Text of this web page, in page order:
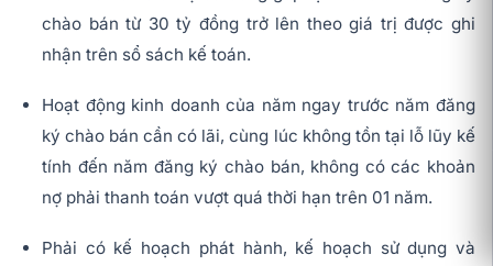
chào bán từ 30 tỷ đồng trở lên theo giá trị được ghi
nhận trên sổ sách kế toán.
Hoạt động kinh doanh của năm ngay trước năm đăng
ký chào bán cần có lãi, cùng lúc không tồn tại lỗ lũy kế
tính đến năm đăng ký chào bán, không có các khoản
nợ phải thanh toán vượt quá thời hạn trên 01 năm.
Phải có kế hoạch phát hành, kế hoạch sử dụng và